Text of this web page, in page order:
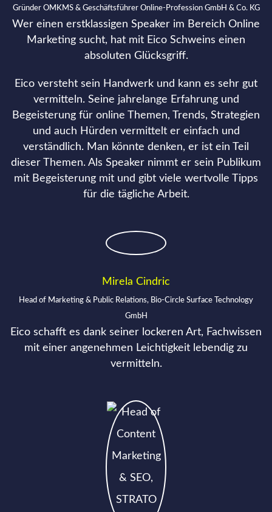
Gründer OMKMS & Geschäftsführer Online-Profession GmbH & Co. KG
Wer einen erstklassigen Speaker im Bereich Online
Marketing sucht, hat mit Eico Schweins einen
absoluten Glücksgriff.
Eico versteht sein Handwerk und kann es sehr gut
vermitteln. Seine jahrelange Erfahrung und
Begeisterung für online Themen, Trends, Strategien
und auch Hürden vermittelt er einfach und
verständlich. Man könnte denken, er ist ein Teil
dieser Themen. Als Speaker nimmt er sein Publikum
mit Begeisterung mit und gibt viele wertvolle Tipps
für die tägliche Arbeit.
Mirela Cindric
Head of Marketing & Public Relations, Bio-Circle Surface Technology
GmbH
Eico schafft es dank seiner lockeren Art, Fachwissen
mit einer angenehmen Leichtigkeit lebendig zu
vermitteln.